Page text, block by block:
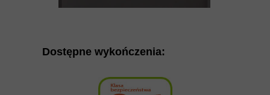
Dostępne wykończenia: